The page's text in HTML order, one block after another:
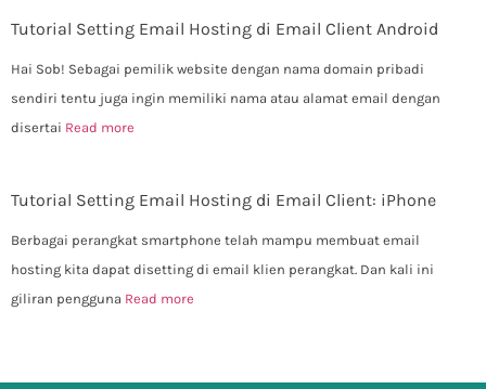
Tutorial Setting Email Hosting di Email Client Android
Hai Sob! Sebagai pemilik website dengan nama domain pribadi
sendiri tentu juga ingin memiliki nama atau alamat email dengan
disertai Read more
Tutorial Setting Email Hosting di Email Client: iPhone
Berbagai perangkat smartphone telah mampu membuat email
hosting kita dapat disetting di email klien perangkat. Dan kali ini
giliran pengguna Read more